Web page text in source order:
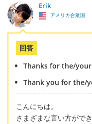
Erik
アメリカ合衆国
回答
Thanks for the/
Thank you for the/
こんにちは。
さまざまな言い方がで